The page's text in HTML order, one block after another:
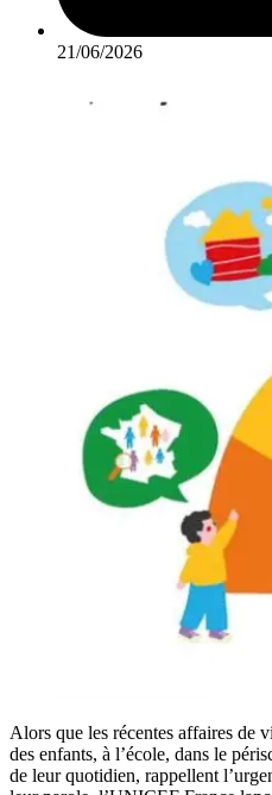
21/06/2026
Alors que les récentes affaires de
des enfants, à l’école, dans le
de leur quotidien, rappellent